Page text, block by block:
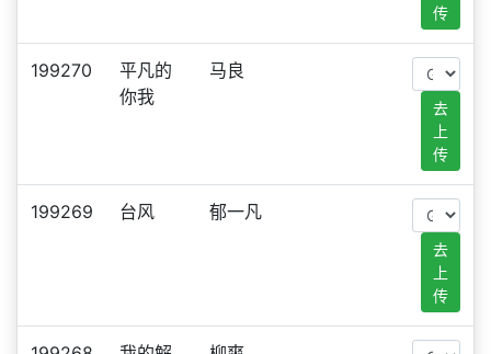
传
199270
平凡的
你我
马良
去
上
传
199269 台风 郁一凡
去
上
传